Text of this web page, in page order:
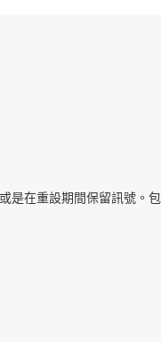
在重設期間保留訊號。